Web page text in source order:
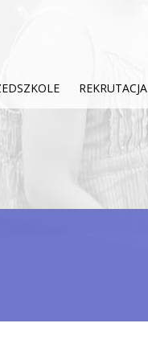
REKRUTACJA